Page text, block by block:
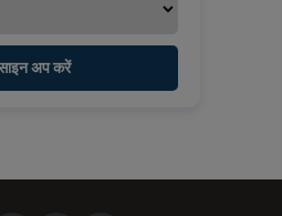
अप करें